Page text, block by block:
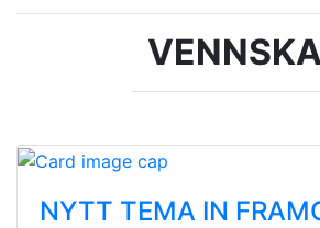
NYTT TEMA IN